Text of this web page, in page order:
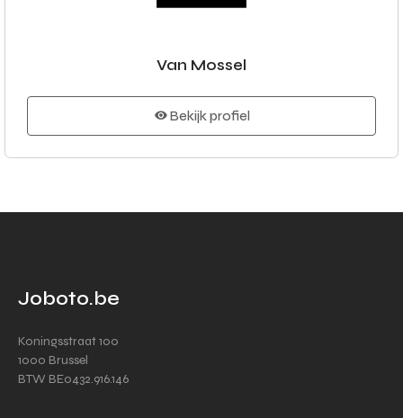
Van Mossel
Bekijk profiel
Joboto.be
Koningsstraat 100
1000 Brussel
BTW BE0432.916.146